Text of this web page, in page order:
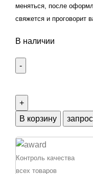
меняться, после
свяжется и проговорит
В наличии
Подшипник
роликовый
упорный
конический
(35x80x18/22.75)
В корзину
Контроль качества
всех товаров